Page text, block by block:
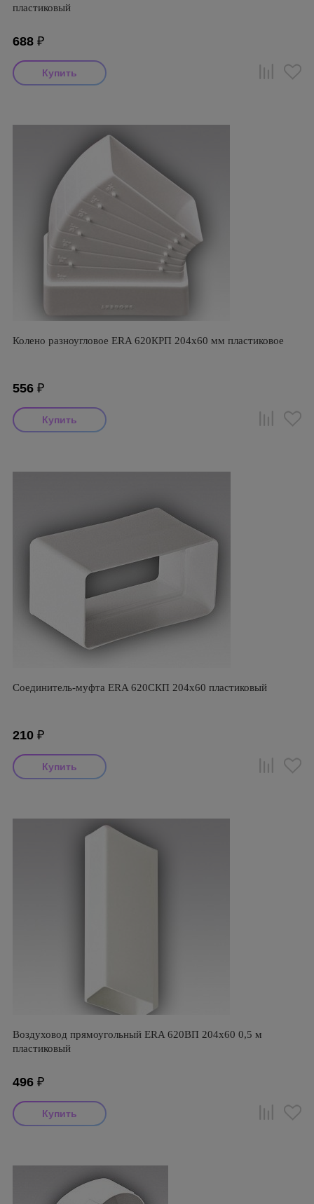
пластиковый
688 ₽
Колено разноугловое ERA 620КРП 204х60 мм пластиковое
556 ₽
Соединитель-муфта ERA 620СКП 204х60 пластиковый
210 ₽
Воздуховод прямоугольный ERA 620ВП 204х60 0,5 м
пластиковый
496 ₽